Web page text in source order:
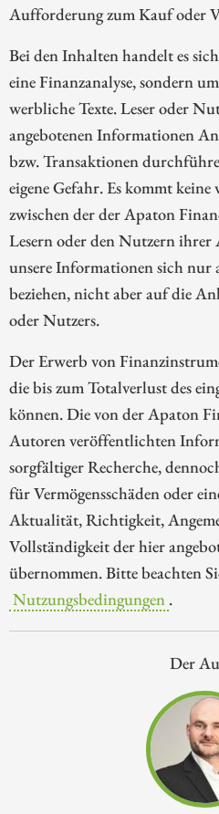
Aufforderung zum Kauf oder
Bei den Inhalten handelt es
eine Finanzanalyse, sondern
werbliche Texte. Leser oder
angebotenen Informationen
bzw. Transaktionen
eigene Gefahr. Es kommt
zwischen der der Apaton
Lesern oder den Nutzern ihrer
unsere Informationen sich nur
beziehen, nicht aber auf die
oder Nutzers.
Der Erwerb von
die bis zum Totalverlust des
können. Die von der Apaton
Autoren veröffentlichten
sorgfältiger Recherche,
für Vermögensschäden oder
Aktualität, Richtigkeit,
Vollständigkeit der hier
übernommen. Bitte beachten
Nutzungsbedingungen .
Der